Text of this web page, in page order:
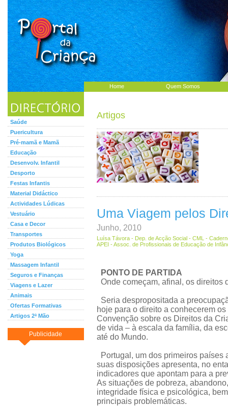
Home Quem Somos
Saúde
Puericultura
Pré-mamã e Mamã
Educação
Desenvolv. Infantil
Desporto
Festas Infantis
Material Didáctico
Actividades Lúdicas
Vestuário
Casa e Decor
Transportes
Produtos Biológicos
Yoga
Massagem Infantil
Seguros e Finanças
Viagens e Lazer
Animais
Ofertas Formativas
Artigos 2ª Mão
Publicidade
Artigos
Uma Viagem pelos
Junho, 2010
Luísa Távora - Dep. de Acção Social - CML -
APEI - Assoc. de Profissionais de Educação de
PONTO DE PARTIDA
Onde começam, afinal, os direitos
Seria despropositada a
hoje para o direito a conhecerem
Convenção sobre os Direitos da
de vida – à escala da família, da
até do Mundo.
Portugal, um dos primeiros países
suas disposições apresenta, no
indicadores que apontam para a
As situações de pobreza,
integridade física e psicológica,
principais problemáticas.